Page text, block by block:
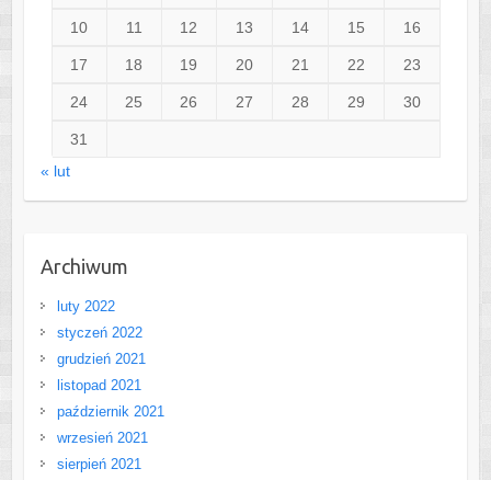
10 11 12 13 14 15 16
17 18 19 20 21 22 23
24 25 26 27 28 29 30
31
« lut
Archiwum
luty 2022
styczeń 2022
grudzień 2021
listopad 2021
październik 2021
wrzesień 2021
sierpień 2021